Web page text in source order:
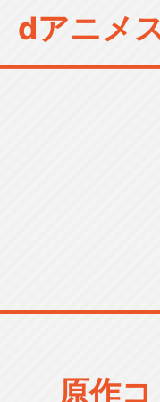
dアニメ
原作